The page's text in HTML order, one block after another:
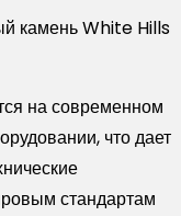
камень White Hills
на современном
что дает
стандартам